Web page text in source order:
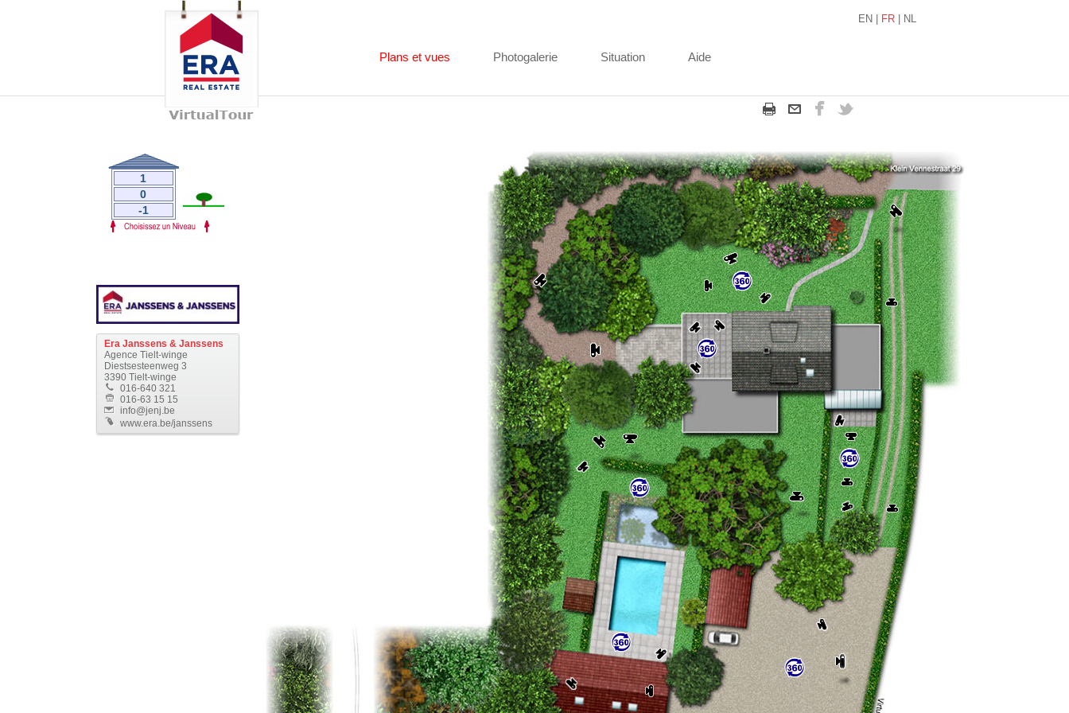
EN FR NL
Plans et vues Photogalerie Situation Aide
1
0
-1
Era Janssens & Janssens
Agence Tielt-winge
Diestsesteenweg 3
3390 Tielt-winge
016-640 321
016-63 15 15
info@jenj.be
www.era.be/janssens